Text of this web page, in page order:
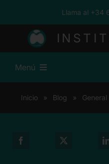
contenido
Llama al +34
Menú
Inicio » Blog » General